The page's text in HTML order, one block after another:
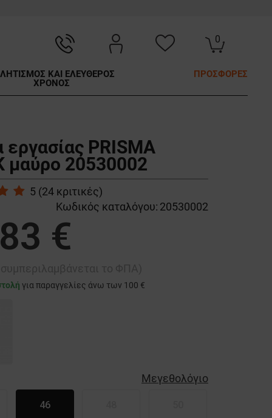
0
ΚΑΙ ΕΛΕΥΘΕΡΟΣ
ΧΡΟΝΟΣ
ΠΡΟΣΦΟΡΕΣ
PRISMA
μαύρο 20530002
5 (24 κριτικές)
Κωδικός καταλόγου: 20530002
€
για παραγγελίες άνω των 100 €
Μεγεθολόγιο
46